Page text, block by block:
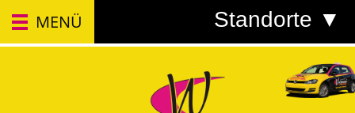
MENÜ Standorte ▼